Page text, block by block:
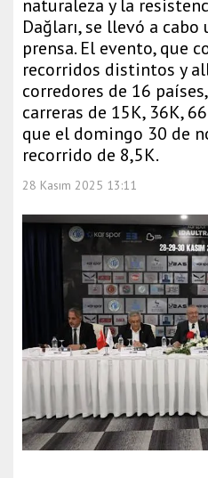
naturaleza y la
Dağları, se llevó a
prensa. El evento, que
recorridos distintos y
corredores de 16
carreras de 15K, 36K,
que el domingo 30 de
recorrido de 8,5K.
28 Kasım 2025 13:11